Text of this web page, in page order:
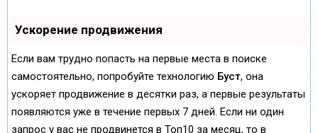
Ускорение продвижения
Если вам трудно попасть на первые места в поиске
самостоятельно, попробуйте технологию Буст, она
ускоряет продвижение в десятки раз, а первые результаты
появляются уже в течение первых 7 дней. Если ни один
запрос у вас не продвинется в Топ10 за месяц, то в